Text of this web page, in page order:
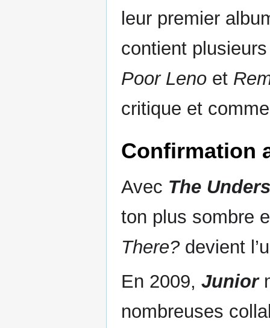
leur premier
contient
Poor Leno et
critique et
Confirmation
Avec The
ton plus sombre
There?devient
En 2009, Junior
nombreuses